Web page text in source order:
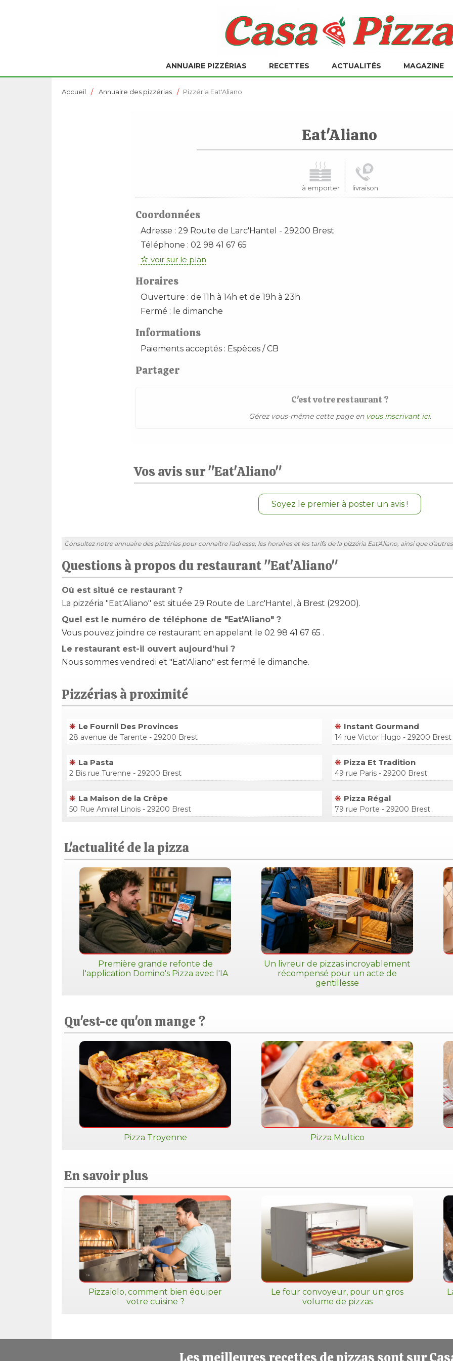
ANNUAIRE PIZZÉRIAS RECETTES ACTUALITÉS MAGAZINE
Accueil Annuaire des pizzérias Pizzéria Eat'Aliano
Eat'Aliano
à emporter livraison
Coordonnées
Adresse : 29 Route de Larc'Hantel - 29200 Brest
Téléphone : 02 98 41 67 65
voir sur le plan
Horaires
Ouverture : de 11h à 14h et de 19h à 23h
Fermé : le dimanche
Informations
Paiements acceptés : Espèces / CB
Partager
C'est votre restaurant ?
Gérez vous-même cette page en vous inscrivant ici.
Vos avis sur "Eat'Aliano"
Soyez le premier à poster un avis !
Consultez notre annuaire des pizzérias pour connaître l'adresse, les horaires et les tarifs de la pizzéria Eat'Aliano, ainsi que
Questions à propos du restaurant "Eat'Aliano"
Où est situé ce restaurant ?
La pizzéria "Eat'Aliano" est située 29 Route de Larc'Hantel, à Brest (29200).
Quel est le numéro de téléphone de "Eat'Aliano" ?
Vous pouvez joindre ce restaurant en appelant le 02 98 41 67 65 .
Le restaurant est-il ouvert aujourd'hui ?
Nous sommes vendredi et "Eat'Aliano" est fermé le dimanche.
Pizzérias à proximité
Le Fournil Des Provinces
28 avenue de Tarente - 29200 Brest
Instant Gourmand
14 rue Victor Hugo - 29200 Brest
La Pasta
2 Bis rue Turenne - 29200 Brest
Pizza Et Tradition
49 rue Paris - 29200 Brest
La Maison de la Crêpe
50 Rue Amiral Linois - 29200 Brest
Pizza Régal
79 rue Porte - 29200 Brest
L'actualité de la pizza
Première grande refonte de
l'application Domino's Pizza avec l'IA
Un livreur de pizzas incroyablement
récompensé pour un acte de
gentillesse
Qu'est-ce qu'on mange ?
Pizza Troyenne Pizza Multico
En savoir plus
Pizzaïolo, comment bien équiper
votre cuisine ?
Le four convoyeur, pour un gros
volume de pizzas